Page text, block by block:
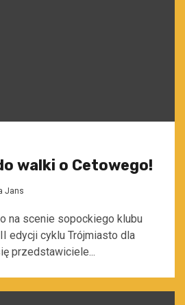
walki o Cetowego!
Jans
na scenie sopockiego klubu
edycji cyklu Trójmiasto dla
przedstawiciele...